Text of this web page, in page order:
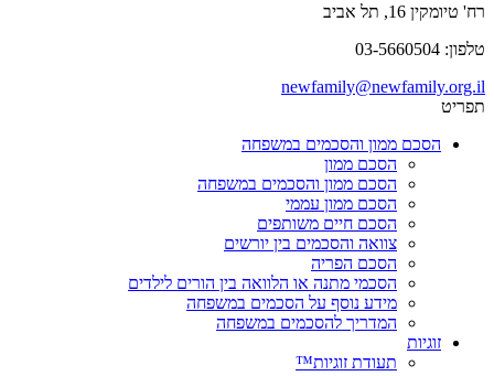
רח' טיומקין 16, תל אביב
טלפון: 03-5660504
newfamily@newfamily.org.il
תפריט
הסכם ממון והסכמים במשפחה
הסכם ממון
הסכם ממון והסכמים במשפחה
הסכם ממון עממי
הסכם חיים משותפים
צוואה והסכמים בין יורשים
הסכם הפריה
הסכמי מתנה או הלוואה בין הורים לילדים
מידע נוסף על הסכמים במשפחה
המדריך להסכמים במשפחה
זוגיות
תעודת זוגיות™